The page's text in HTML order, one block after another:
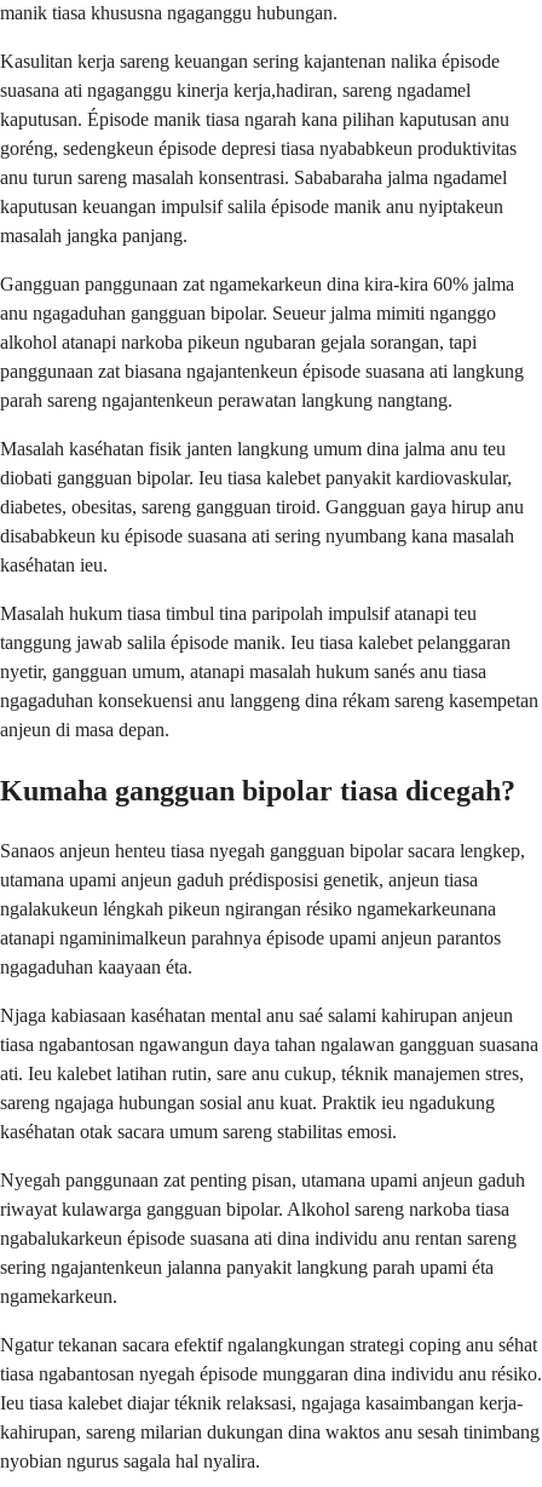
manik tiasa khususna ngaganggu hubungan.
Kasulitan kerja sareng keuangan sering kajantenan nalika épisode
suasana ati ngaganggu kinerja kerja,hadiran, sareng ngadamel
kaputusan. Épisode manik tiasa ngarah kana pilihan kaputusan anu
goréng, sedengkeun épisode depresi tiasa nyababkeun produktivitas
anu turun sareng masalah konsentrasi. Sababaraha jalma ngadamel
kaputusan keuangan impulsif salila épisode manik anu nyiptakeun
masalah jangka panjang.
Gangguan panggunaan zat ngamekarkeun dina kira-kira 60% jalma
anu ngagaduhan gangguan bipolar. Seueur jalma mimiti nganggo
alkohol atanapi narkoba pikeun ngubaran gejala sorangan, tapi
panggunaan zat biasana ngajantenkeun épisode suasana ati langkung
parah sareng ngajantenkeun perawatan langkung nangtang.
Masalah kaséhatan fisik janten langkung umum dina jalma anu teu
diobati gangguan bipolar. Ieu tiasa kalebet panyakit kardiovaskular,
diabetes, obesitas, sareng gangguan tiroid. Gangguan gaya hirup anu
disababkeun ku épisode suasana ati sering nyumbang kana masalah
kaséhatan ieu.
Masalah hukum tiasa timbul tina paripolah impulsif atanapi teu
tanggung jawab salila épisode manik. Ieu tiasa kalebet pelanggaran
nyetir, gangguan umum, atanapi masalah hukum sanés anu tiasa
ngagaduhan konsekuensi anu langgeng dina rékam sareng kasempetan
anjeun di masa depan.
Kumaha gangguan bipolar tiasa dicegah?
Sanaos anjeun henteu tiasa nyegah gangguan bipolar sacara lengkep,
utamana upami anjeun gaduh prédisposisi genetik, anjeun tiasa
ngalakukeun léngkah pikeun ngirangan résiko ngamekarkeunana
atanapi ngaminimalkeun parahnya épisode upami anjeun parantos
ngagaduhan kaayaan éta.
Njaga kabiasaan kaséhatan mental anu saé salami kahirupan anjeun
tiasa ngabantosan ngawangun daya tahan ngalawan gangguan suasana
ati. Ieu kalebet latihan rutin, sare anu cukup, téknik manajemen stres,
sareng ngajaga hubungan sosial anu kuat. Praktik ieu ngadukung
kaséhatan otak sacara umum sareng stabilitas emosi.
Nyegah panggunaan zat penting pisan, utamana upami anjeun gaduh
riwayat kulawarga gangguan bipolar. Alkohol sareng narkoba tiasa
ngabalukarkeun épisode suasana ati dina individu anu rentan sareng
sering ngajantenkeun jalanna panyakit langkung parah upami éta
ngamekarkeun.
Ngatur tekanan sacara efektif ngalangkungan strategi coping anu séhat
tiasa ngabantosan nyegah épisode munggaran dina individu anu résiko.
Ieu tiasa kalebet diajar téknik relaksasi, ngajaga kasaimbangan kerja-
kahirupan, sareng milarian dukungan dina waktos anu sesah tinimbang
nyobian ngurus sagala hal nyalira.